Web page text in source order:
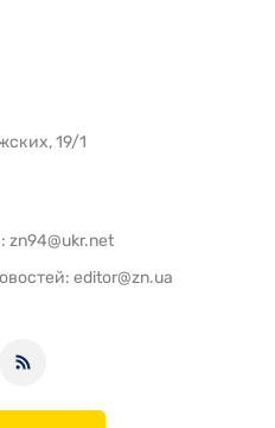
19/1
zn94@ukr.net
editor@zn.ua